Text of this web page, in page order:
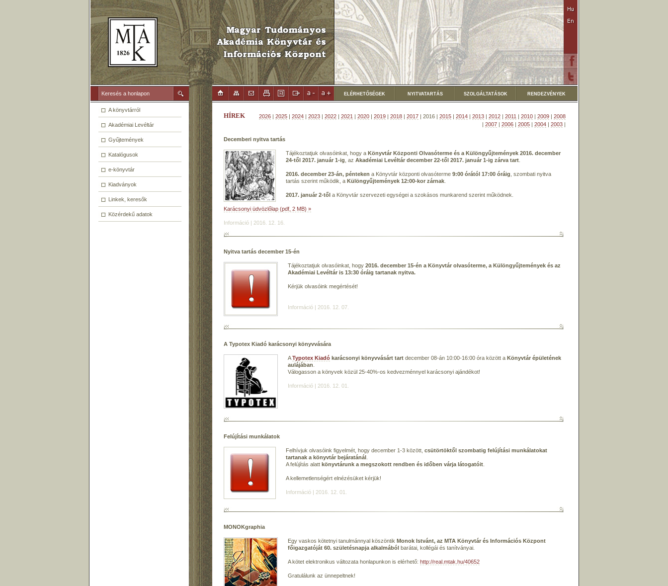
ELÉRHETŐSÉGEK NYITVATARTÁS SZOLGÁLTATÁSOK RENDEZVÉNYEK
A könyvtárról
Akadémiai Levéltár
Gyűjtemények
Katalógusok
e-könyvtár
Kiadványok
Linkek, keresők
Közérdekű adatok
HÍREK 2026 | 2025 | 2024 | 2023 | 2022 | 2021 | 2020 | 2019 | 2018 | 2017 | 2016 | 2015 | 2014 | 2013 | 2012 | 2011 | 2010 | 2009 | 2008
| 2007 | 2006 | 2005 | 2004 | 2003 |
Decemberi nyitva tartás
Tájékoztatjuk olvasóinkat, hogy a Könyvtár Központi Olvasóterme és a Különgyűjtemények 2016. december
24-től 2017. január 1-ig , az Akadémiai Levéltár december 22-től 2017. január 1-ig zárva tart
2016. december 23-án, pénteken a Könyvtár központi olvasóterme 9:00 órától 17:00 óráig , szombati nyitva
tartás szerint működik, a Különgyűjtemények 12:00-kor zárnak
2017. január 2-től a Könyvtár szervezeti egységei a szokásos munkarend szerint működnek.
Karácsonyi üdvözlőlap (pdf, 2 MB) »
Információ | 2016. 12. 16.
Nyitva tartás december 15-én
Tájékoztatjuk olvasóinkat, hogy 2016. december 15-én a Könyvtár olvasóterme, a Különgyűjtemények és az
Akadémiai Levéltár is 13:30 óráig tartanak nyitva.
Kérjük olvasóink megértését!
Információ | 2016. 12. 07.
A Typotex Kiadó karácsonyi könyvvására
ATypotex Kiadó karácsonyi könyvvásárt tart december 08-án 10:00-16:00 óra között a Könyvtár épületének
aulájában
Válogasson a könyvek közül 25-40%-os kedvezménnyel karácsonyi ajándékot!
Információ | 2016. 12. 01.
Felújítási munkálatok
Felhívjuk olvasóink figyelmét, hogy december 1-3 között, csütörtöktől szombatig felújítási munkálatokat
tartanak a könyvtár bejáratánál
A felújítás alatt könyvtárunk a megszokott rendben és időben várja látogatóit
A kellemetlenségért elnézésüket kérjük!
Információ | 2016. 12. 01.
MONOKgraphia
Egy vaskos kötetnyi tanulmánnyal köszöntik Monok Istvánt, az MTA Könyvtár és Információs Központ
főigazgatóját 60. születésnapja alkalmából barátai, kollégái és tanítványai.
A kötet elektronikus változata honlapunkon is elérhető: http://real.mtak.hu/40652
Gratulálunk az ünnepeltnek!